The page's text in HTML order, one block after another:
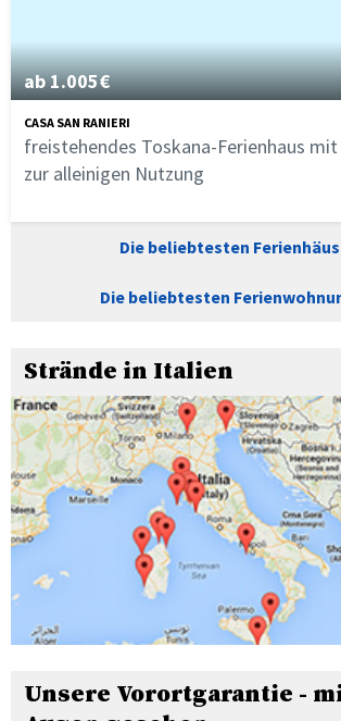
ab 1.005€
CASA SAN RANIERI
freistehendes Toskana-Ferienhaus
zur alleinigen Nutzung
Die beliebtesten
Die beliebtesten
Strände in Italien
Unsere Vorortgarantie -